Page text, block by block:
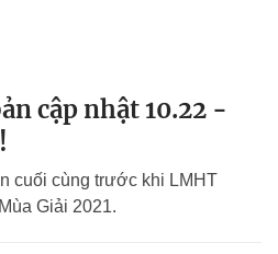
cập nhật 10.22 -
cuối cùng trước khi LMHT
Giải 2021.